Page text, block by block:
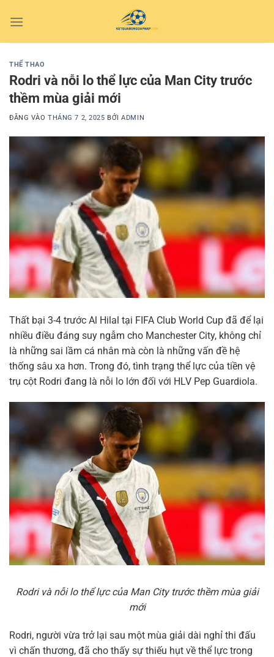
qua
THỂ THAO
Rodri và nỗi lo thể lực của Man City trước
thềm mùa giải mới
ĐĂNG VÀOTHÁNG 7 2, 2025 BỞIADMIN
Thất bại 3-4 trước Al Hilal tại FIFA Club World Cup đã để lại
nhiều điều đáng suy ngẫm cho Manchester City, không chỉ
là những sai lầm cá nhân mà còn là những vấn đề hệ
thống sâu xa hơn. Trong đó, tình trạng thể lực của tiền vệ
trụ cột Rodri đang là nỗi lo lớn đối với HLV Pep Guardiola.
Rodri và nỗi lo thể lực của Man City trước thềm mùa giải
mới
Rodri, người vừa trở lại sau một mùa giải dài nghỉ thi đấu
vì chấn thương, đã cho thấy sự thiếu hụt về thể lực trong